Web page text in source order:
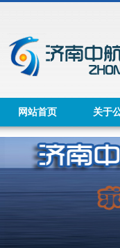
网站首页 关于